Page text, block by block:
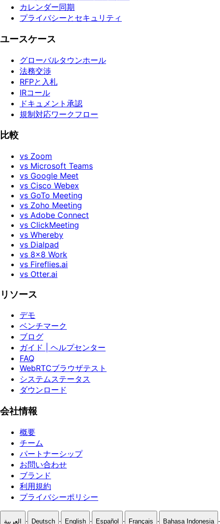
カレンダー同期
プライバシーとセキュリティ
ユースケース
グローバルタウンホール
法務交渉
RFPと入札
IRコール
ドキュメント承認
規制対応ワークフロー
比較
vs Zoom
vs Microsoft Teams
vs Google Meet
vs Cisco Webex
vs GoTo Meeting
vs Zoho Meeting
vs Adobe Connect
vs ClickMeeting
vs Whereby
vs Dialpad
vs 8x8 Work
vs Fireflies.ai
vs Otter.ai
リソース
デモ
ベンチマーク
ブログ
ガイド | ヘルプセンター
FAQ
WebRTCブラウザテスト
システムステータス
ダウンロード
会社情報
概要
チーム
パートナーシップ
お問い合わせ
ブランド
利用規約
プライバシーポリシー
العربية · Deutsch · English · Español · Français · Bahasa Indonesia ·